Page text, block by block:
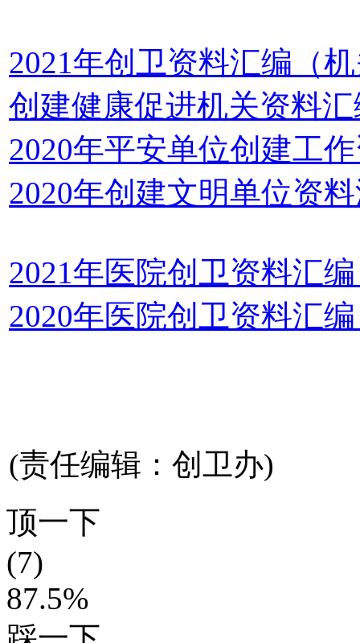
2021年创卫资料汇编（
创建健康促进机关资料
2020年平安单位创建工
2020年创建文明单位资
2021年医院创卫资料汇
2020年医院创卫资料汇
(责任编辑：创卫办)
顶一下
(7)
87.5%